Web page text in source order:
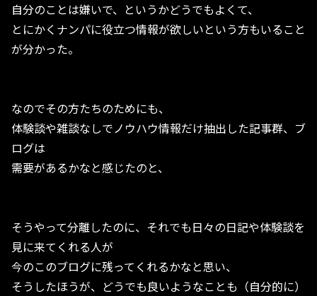
自分のことは嫌いで、というかどうでもよくて、
とにかくナンパに役立つ情報が欲しいという方もいること
が分かった。
なのでその方たちのためにも、
体験談や雑談なしでノウハウ情報だけ抽出した記事群、ブ
ログは
需要があるかなと感じたのと、
そうやって分離したのに、それでも日々の日記や体験談を
見に来てくれる人が
今のこのブログに残ってくれるかなと思い、
そうしたほうが、どうでも良いようなことも（自分的に）